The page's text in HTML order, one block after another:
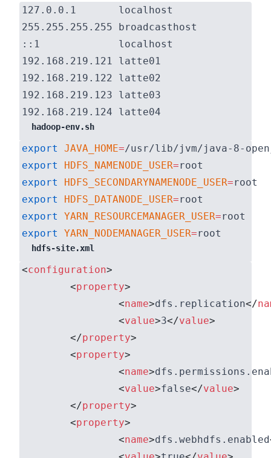
hadoop-env.sh
export JAVA_HOME=
export
HDFS_NAMENODE_USER=
export
HDFS_SECONDARYNAMENODE_USER=
export
HDFS_DATANODE_USER=
export
YARN_RESOURCEMANAGER_USER=
export
YARN_NODEMANAGER_USER=
hdfs-site.xml
<configuration>
<property>
<name>dfs.replication</
<value>3</value>
</property>
<property>
<name>
<value>false</value>
</property>
<property>
<name>dfs.webhdfs.enabled